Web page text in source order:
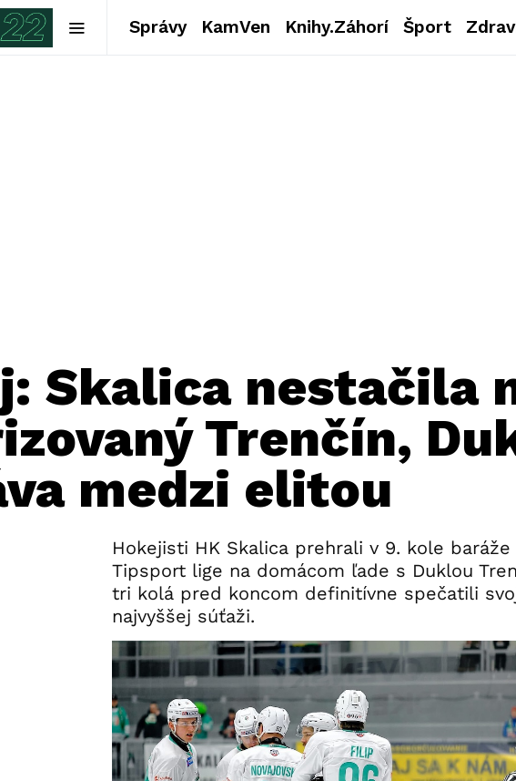
Správy KamVen Knihy.Záhorí Šport
Skalica nestačila
Trenčín,
medzi elitou
Hokejisti HK Skalica prehrali v 9. kole
Tipsport lige na domácom ľade s Duklou
tri kolá pred koncom definitívne spečatili
najvyššej súťaži.